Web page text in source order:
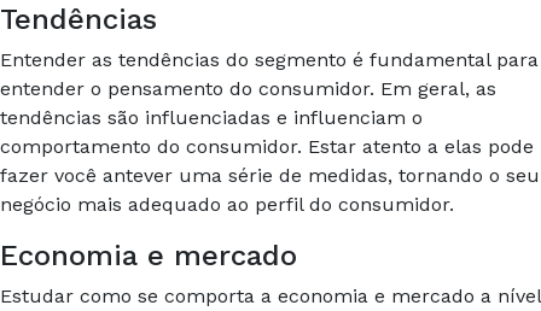
Tendências
Entender as tendências do segmento é fundamental para
entender o pensamento do consumidor. Em geral, as
tendências são influenciadas e influenciam o
comportamento do consumidor. Estar atento a elas pode
fazer você antever uma série de medidas, tornando o seu
negócio mais adequado ao perfil do consumidor.
Economia e mercado
Estudar como se comporta a economia e mercado a nível